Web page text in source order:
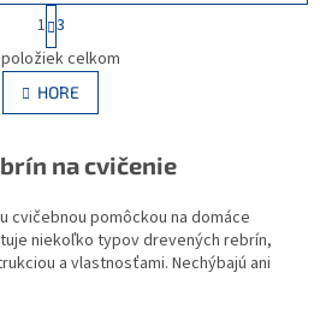
O
v
l
á
a
i
e
p
r
S
t
r
á
n
k
v
a
i
e
1 3
položiek celkom
HORE
na cvičenie
cvičebnou pomôckou na domáce
niekoľko typov drevených rebrín,
a vlastnosťami. Nechýbajú ani